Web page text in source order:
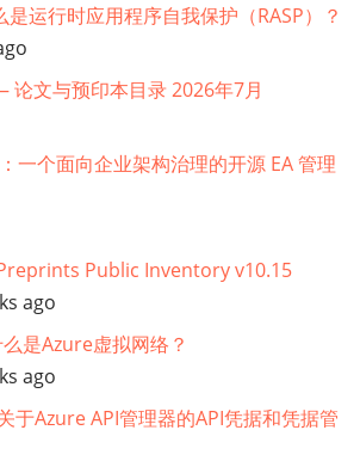
是运行时应用程序自我保护（RASP）？
文与预印本目录 2026年7月
一个面向企业架构治理的开源 EA 管理
Public Inventory v10.15
ago
么是Azure虚拟网络？
ago
于Azure API管理器的API凭据和凭据管